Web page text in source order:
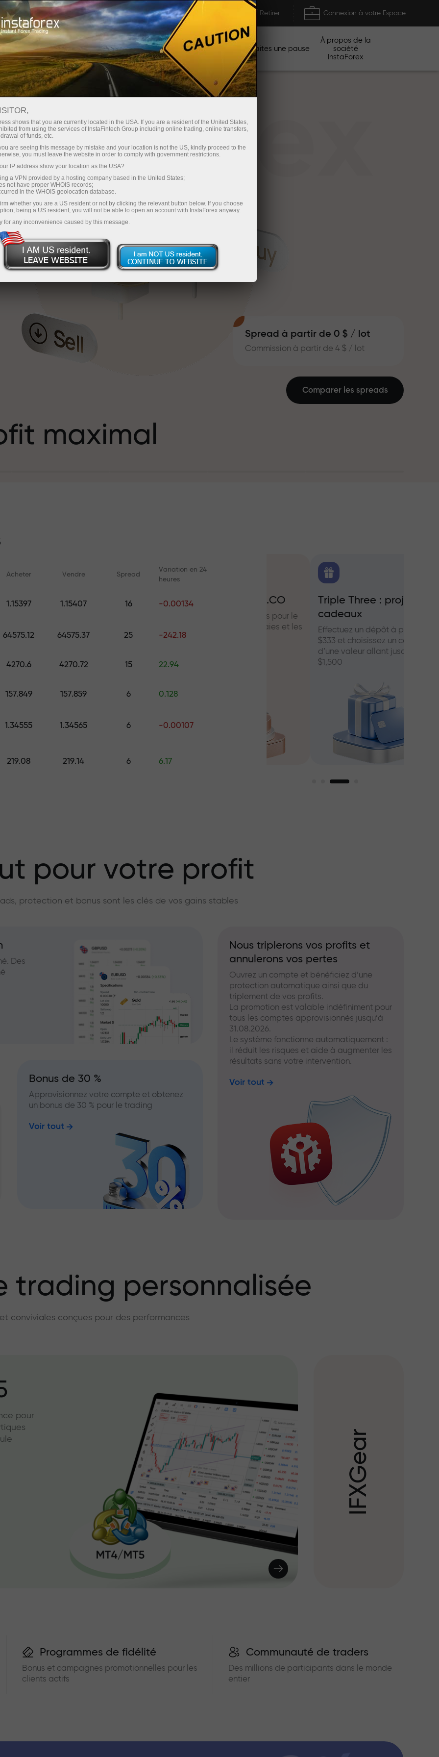
rapide de compte Plateforme de trading Déposer / Retirer Connexion à votre Espace
les traders
Pour les
investisseurs
Pour les
partenaires
Campagnes Faites une pause
À propos de la
société
InstaForex
Spread à partir de 0 $ / lot
Commission à partir de 4 $ / lot
maximal
et sur l’autoroute
de
— nous
X1000 — le plus
du marché
Comparer les spreads
Acheter Vendre Spread
Variation en 24
heures
1.15397 1.15407 16 -0.00134
64575.12 64575.37 25 -242.18
4270.6 4270.72 15 22.94
157.849 157.859 6 0.128
1.34555 1.34565 6 -0.00107
219.08 219.14 6 6.17
Cours en ligne
les niveaux
Analyses avec FX.CO
futures
Triple Three : projet
cadeaux
Effectuez un dépôt à partir de
$333 et choisissez un cadeau
d’une valeur allant jusqu’à
pour votre profit
protection et bonus sont les clés de vos gains stables
Des
Bonus de 30 %
Approvisionnez votre compte et obtenez
un bonus de 30 % pour le trading
Voir tout
Nous triplerons vos profits et
annulerons vos pertes
Ouvrez un compte et bénéficiez d’une
protection automatique ainsi que du
triplement de vos profits.
La promotion est valable indéfiniment pour
tous les comptes approvisionnés jusqu’à
31.08.2026.
Le système fonctionne automatiquement :
il réduit les risques et aide à augmenter les
résultats sans votre intervention.
Voir tout
trading personnalisée
conviviales conçues pour des performances
pour
I
F
X
G
e
a
r
Programmes de fidélité
Bonus et campagnes promotionnelles pour les
clients actifs
Communauté de traders
Des millions de participants dans le monde
entier
shows that you are currently located in the USA. If you are a resident of the United States,
from using the services of InstaFintech Group including online trading, online transfers,
of funds, etc.
are seeing this message by mistake and your location is not the US, kindly proceed to the
you must leave the website in order to comply with government restrictions.
IP address show your location as the USA?
a VPN provided by a hosting company based in the United States;
not have proper WHOIS records;
in the WHOIS geolocation database.
whether you are a US resident or not by clicking the relevant button below. If you choose
being a US resident, you will not be able to open an account with InstaForex anyway.
for any inconvenience caused by this message.